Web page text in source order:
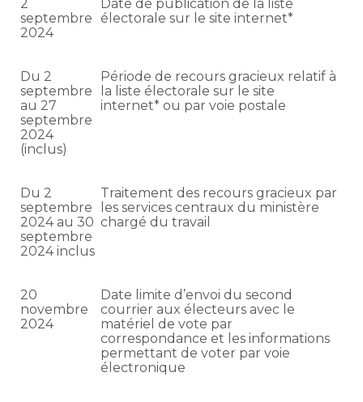
2
septembre
2024
Date de publication de la liste
électorale sur le site internet*
Du 2
septembre
au 27
septembre
2024
(inclus)
Période de recours gracieux relatif à
la liste électorale sur le site
internet* ou par voie postale
Du 2
septembre
2024 au 30
septembre
2024 inclus
Traitement des recours gracieux par
les services centraux du ministère
chargé du travail
20
novembre
2024
Date limite d’envoi du second
courrier aux électeurs avec le
matériel de vote par
correspondance et les informations
permettant de voter par voie
électronique